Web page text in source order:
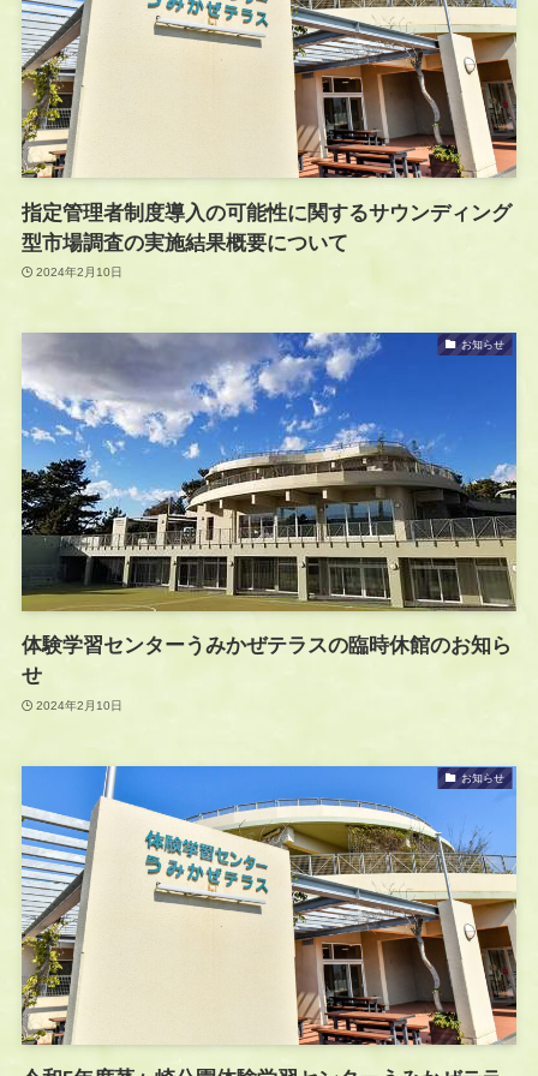
指定管理者制度導入の可能性に関するサウンディング
型市場調査の実施結果概要について
2024年2月10日
お知らせ
体験学習センターうみかぜテラスの臨時休館のお知ら
せ
2024年2月10日
お知らせ